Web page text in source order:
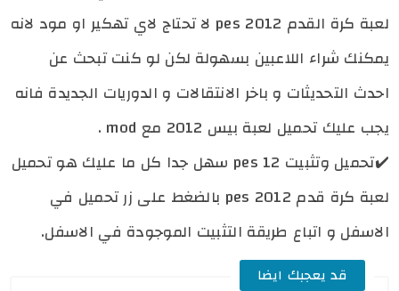
لعبة كرة القدم pes 2012 لا تحتاج لاي تهكير او مود لانه
يمكنك شراء اللاعبين بسهولة لكن لو كنت تبحث عن
احدث التحديثات و باخر الانتقالات و الدوريات الجديدة فانه
يجب عليك تحميل لعبة بيس 2012 مع mod .
✔️
تحميل وتثبيت pes 12 سهل جدا كل ما عليك هو تحميل
لعبة كرة قدم pes 2012 بالضغط على زر تحميل في
الاسفل و اتباع طريقة التثبيت الموجودة في الاسفل.
قد يعجبك ايضا